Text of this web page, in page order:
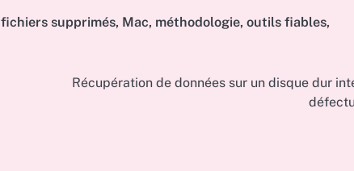
fichiers supprimés, Mac, méthodologie, outils fiables,
Récupération de données sur un disque dur